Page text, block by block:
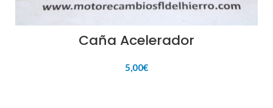
Caña Acelerador
5,00€